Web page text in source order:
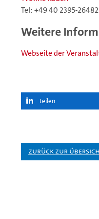
Tel: +49 40 2395-26482
Weitere
Webseite der
teilen
Zurück zur